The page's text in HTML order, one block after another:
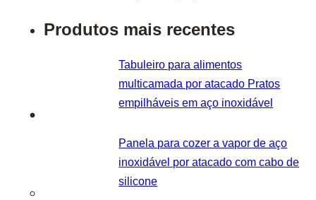
Produtos mais recentes
Tabuleiro para alimentos
multicamada por atacado Pratos
empilháveis em aço inoxidável
Panela para cozer a vapor de aço
inoxidável por atacado com cabo de
silicone